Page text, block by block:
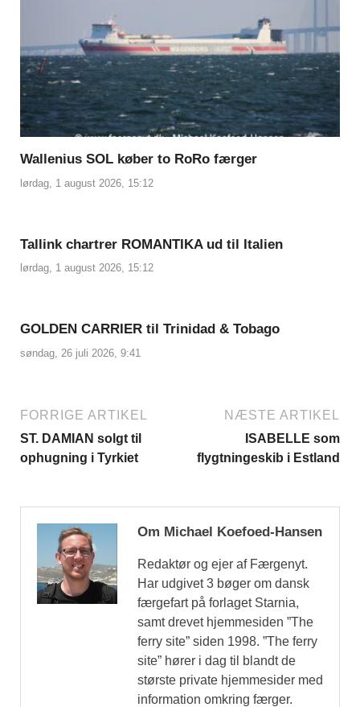
Wallenius SOL køber to RoRo færger
lørdag, 1 august 2026, 15:12
Tallink chartrer ROMANTIKA ud til Italien
lørdag, 1 august 2026, 15:12
GOLDEN CARRIER til Trinidad & Tobago
søndag, 26 juli 2026, 9:41
FORRIGE ARTIKEL
ST. DAMIAN solgt til
ophugning i Tyrkiet
NÆSTE ARTIKEL
ISABELLE som
flygtningeskib i Estland
Om Michael Koefoed-Hansen
Redaktør og ejer af Færgenyt.
Har udgivet 3 bøger om dansk
færgefart på forlaget Starnia,
samt drevet hjemmesiden ”The
ferry site” siden 1998. ”The ferry
site” hører i dag til blandt de
største private hjemmesider med
information omkring færger.